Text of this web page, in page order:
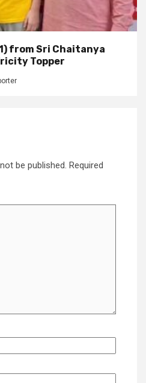
from Sri Chaitanya
Topper
be published. Required